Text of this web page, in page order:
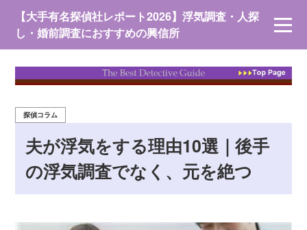
【大手有名探偵社レポート2026】浮気調査・人探
し・婚前調査におすすめの興信所
夫が浮気をする理由10選｜後手
の浮気調査でなく、元を絶つ
探偵コラム